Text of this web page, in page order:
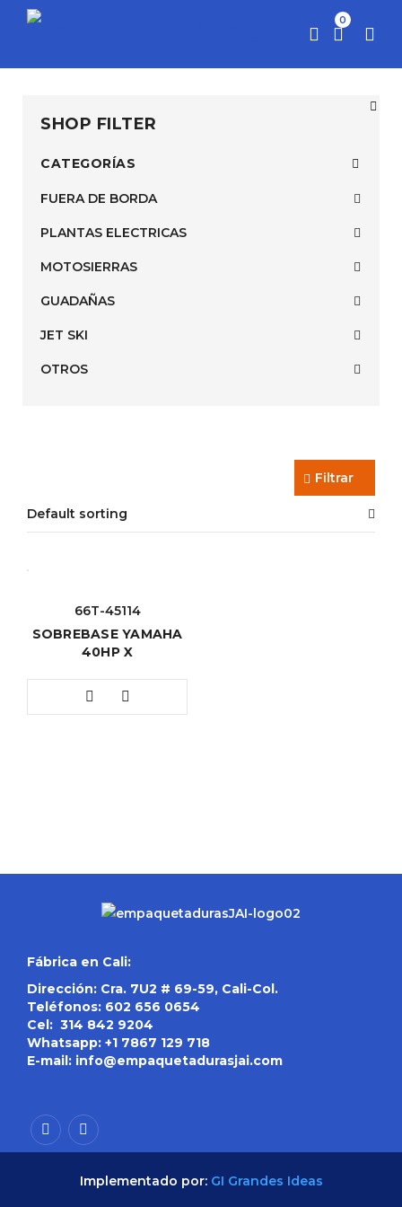
0
SHOP FILTER
CATEGORÍAS
FUERA DE BORDA
PLANTAS ELECTRICAS
MOTOSIERRAS
GUADAÑAS
JET SKI
OTROS
Filtrar
Default sorting
66T-45114
SOBREBASE YAMAHA
40HP X
Fábrica en Cali:
Dirección: Cra. 7U2 # 69-59, Cali-Col.
Teléfonos: 602 656 0654
Cel: 314 842 9204
Whatsapp: +1 7867 129 718
E-mail: info@empaquetadurasjai.com
Implementado por: GI Grandes Ideas